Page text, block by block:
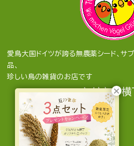
愛鳥大国ドイツが誇る無農薬シード、サ
品、
珍しい鳥の雑貨のお店です
とりきち横